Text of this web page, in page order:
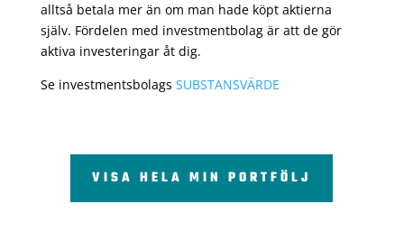
alltså betala mer än om man hade köpt aktierna
själv. Fördelen med investmentbolag är att de gör
aktiva investeringar åt dig.
Se investmentsbolags SUBSTANSVÄRDE
VISA HELA MIN PORTFÖLJ